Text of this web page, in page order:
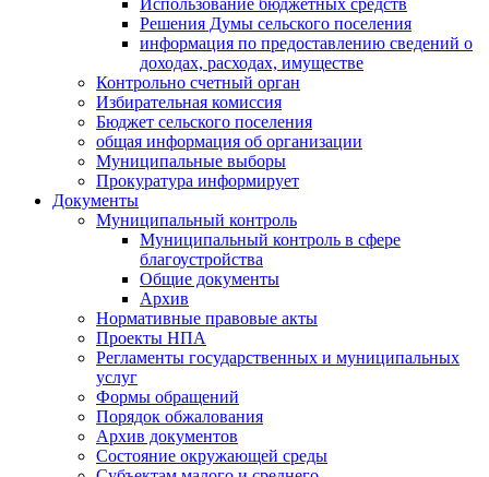
Использование бюджетных средств
Решения Думы сельского поселения
информация по предоставлению сведений о
доходах, расходах, имуществе
Контрольно счетный орган
Избирательная комиссия
Бюджет сельского поселения
общая информация об организации
Муниципальные выборы
Прокуратура информирует
Документы
Муниципальный контроль
Муниципальный контроль в сфере
благоустройства
Общие документы
Архив
Нормативные правовые акты
Проекты НПА
Регламенты государственных и муниципальных
услуг
Формы обращений
Порядок обжалования
Архив документов
Состояние окружающей среды